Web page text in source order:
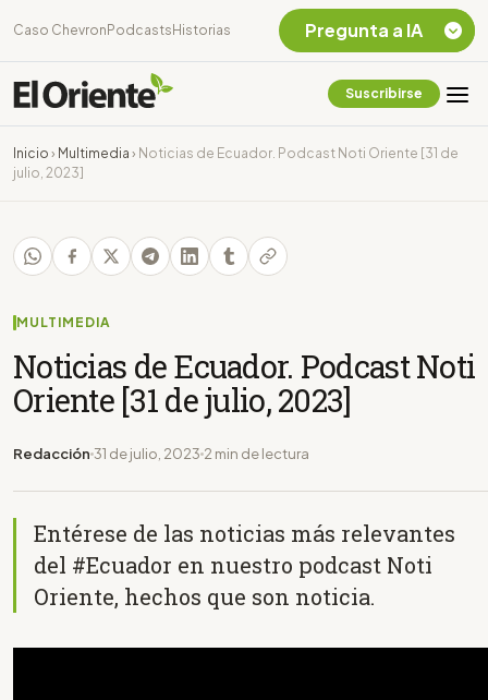
Caso Chevron Podcasts Historias
Suscribirse
Inicio › Multimedia › Noticias de Ecuador. Podcast Noti Oriente [31 de
julio, 2023]
MULTIMEDIA
Noticias de Ecuador. Podcast Noti
Oriente [31 de julio, 2023]
Redacción 31 de julio, 2023 2 min de lectura
Entérese de las noticias más relevantes
del #Ecuador en nuestro podcast Noti
Oriente, hechos que son noticia.
Pregunta a IA
Chevron Ecuador